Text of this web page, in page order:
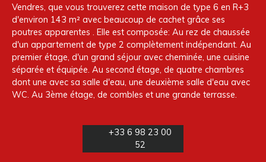
Vendres, que vous trouverez cette maison de type 6 en R+3
d'environ 143 m² avec beaucoup de cachet grâce ses
poutres apparentes . Elle est composée: Au rez de chaussée
d'un appartement de type 2 complètement indépendant. Au
premier étage, d'un grand séjour avec cheminée, une cuisine
séparée et équipée. Au second étage, de quatre chambres
dont une avec sa salle d'eau, une deuxième salle d'eau avec
WC. Au 3ème étage, de combles et une grande terrasse.
+33 6 98 23 00
52